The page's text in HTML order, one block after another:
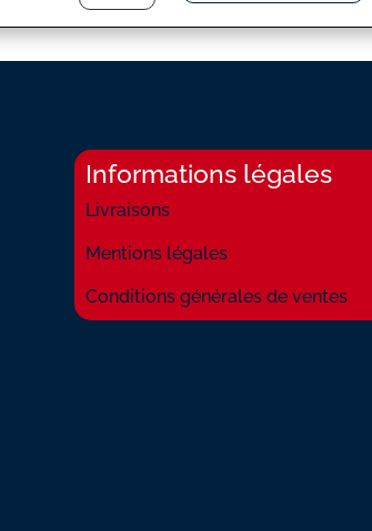
UNE
CHANSON
C'EST
Informations légales
Livraisons
Mentions légales
Conditions générales de ventes